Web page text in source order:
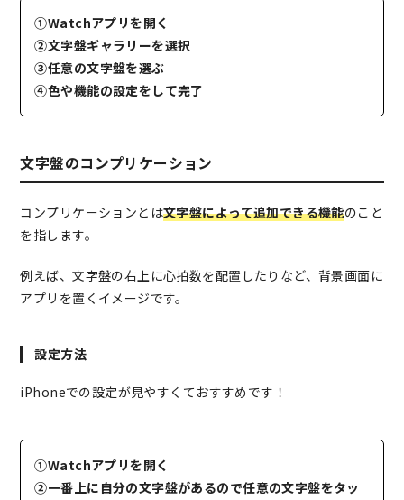
①Watchアプリを開く
②文字盤ギャラリーを選択
③任意の文字盤を選ぶ
④色や機能の設定をして完了
文字盤のコンプリケーション
コンプリケーションとは文字盤によって追加できる機能のこと
を指します。
例えば、文字盤の右上に心拍数を配置したりなど、背景画面に
アプリを置くイメージです。
設定方法
iPhoneでの設定が見やすくておすすめです！
①Watchアプリを開く
②一番上に自分の文字盤があるので任意の文字盤をタッ